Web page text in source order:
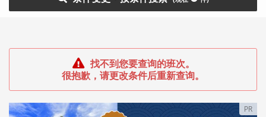
找不到您要查询的班次。
很抱歉，请更改条件后重新查询。
PR